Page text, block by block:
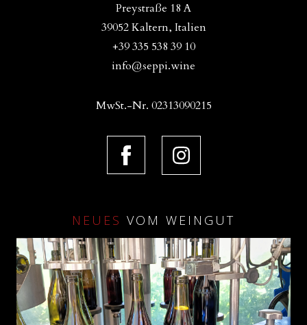
Preystraße 18 A
39052 Kaltern, Italien
+39 335 538 39 10
info@seppi.wine
MwSt.-Nr. 02313090215
NEUES VOM WEINGUT